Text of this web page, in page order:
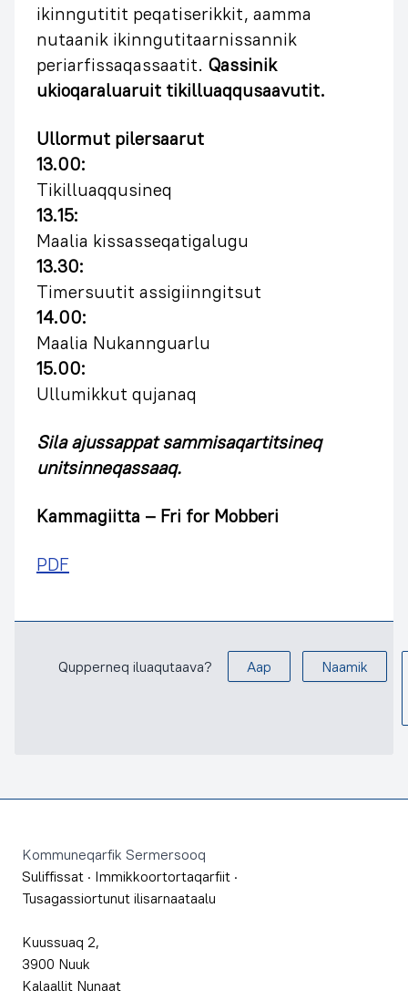
ikinngutitit peqatiserikkit, aamma
nutaanik ikinngutitaarnissannik
periarfissaqassaatit. Qassinik
ukioqaraluaruit tikilluaqqusaavutit.
Ullormut pilersaarut
13.00:
Tikilluaqqusineq
13.15:
Maalia kissasseqatigalugu
13.30:
Timersuutit assigiinngitsut
14.00:
Maalia Nukannguarlu
15.00:
Ullumikkut qujanaq
Sila ajussappat sammisaqartitsineq
unitsinneqassaaq.
Kammagiitta – Fri for Mobberi
PDF
Qupperneq iluaqutaava? Aap Naamik
Kommuneqarfik Sermersooq
Suliffissat · Immikkoortortaqarfiit ·
Tusagassiortunut ilisarnaataalu
Kuussuaq 2,
3900 Nuuk
Kalaallit Nunaat